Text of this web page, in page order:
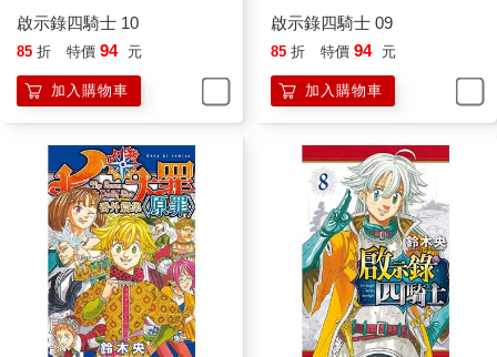
啟示錄四騎士 10
85 折 特價 94 元
加入購物車
啟示錄四騎士 09
85 折 特價 94 元
加入購物車